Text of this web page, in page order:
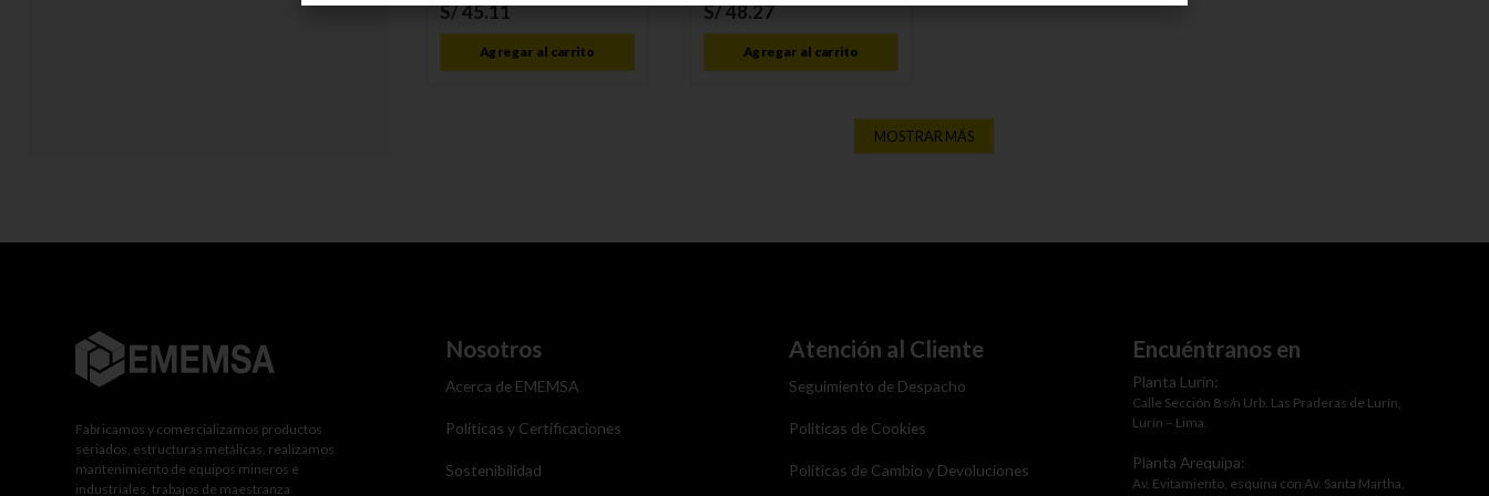
S/45.11
Agregar al carrito
S/48.27
Agregar al carrito
MOSTRAR MÁS
Fabricamos y comercializamos productos
seriados, estructuras metálicas, realizamos
mantenimiento de equipos mineros e
industriales, trabajos de maestranza
Nosotros
Acerca de EMEMSA
Políticas y Certificaciones
Sostenibilidad
Atención al Cliente
Seguimiento de Despacho
Politicas de Cookies
Politicas de Cambio y Devoluciones
Encuéntranos en
Planta Lurín:
Calle Sección 8 s/n Urb. Las Praderas de Lurín,
Lurín – Lima.
Planta Arequipa:
Av. Evitamiento, esquina con Av. Santa Martha,